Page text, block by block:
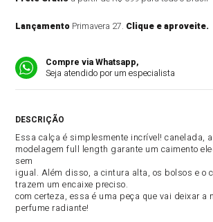
Lançamento Primavera 27. Clique e aproveite.
Compre via Whatsapp,
Seja atendido por um especialista
Essa calça é simplesmente incrível! canelada,
modelagem full length garante um caimento
sem
igual. Além disso, a cintura alta, os bolsos e o
trazem um encaixe preciso.
com certeza, essa é uma peça que vai deixar a
perfume radiante!